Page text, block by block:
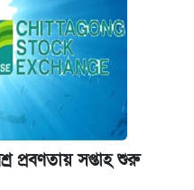
প্রবণতায় সপ্তাহ শুরু